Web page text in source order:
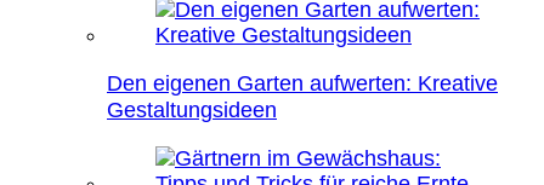
Den eigenen Garten aufwerten: Kreative
Gestaltungsideen